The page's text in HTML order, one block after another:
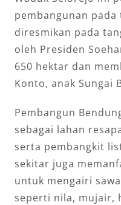
pembangunan pada
diresmikan pada
oleh Presiden
650 hektar dan
Konto, anak Sungai
Pembangun
sebagai lahan
serta pembangkit
sekitar juga
untuk mengairi
seperti nila, mujair,